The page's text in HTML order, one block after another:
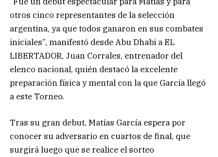
otros cinco representantes de la selección
argentina, ya que todos ganaron en sus combates
iniciales”, manifestó desde Abu Dhabi a EL
LIBERTADOR, Juan Corrales, entrenador del
elenco nacional, quién destacó la excelente
preparación física y mental con la que García llegó
a este Torneo.
Tras su gran debut, Matías García espera por
conocer su adversario en cuartos de final, que
surgirá luego que se realice el sorteo